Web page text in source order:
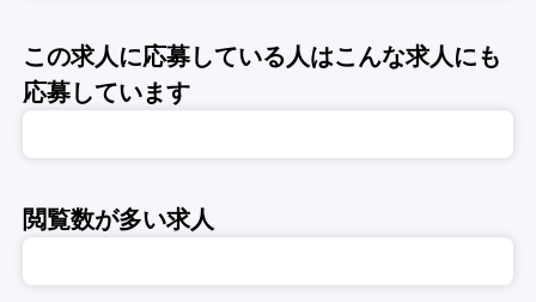
この求人に応募している人はこんな求人にも
応募しています
閲覧数が多い求人